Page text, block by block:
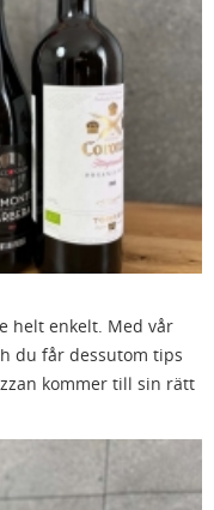
helt enkelt. Med vår
du får dessutom tips
kommer till sin rätt